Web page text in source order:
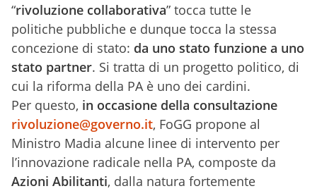
“rivoluzione collaborativa” tocca tutte le
politiche pubbliche e dunque tocca la stessa
concezione di stato: da uno stato funzione a uno
stato partner. Si tratta di un progetto politico, di
cui la riforma della PA è uno dei cardini.
Per questo, in occasione della consultazione
rivoluzione@governo.it, FoGG propone al
Ministro Madia alcune linee di intervento per
l’innovazione radicale nella PA, composte da
Azioni Abilitanti, dalla natura fortemente